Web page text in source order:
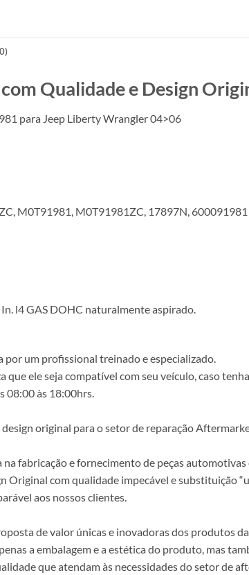
Qualidade e Design
para Jeep Liberty Wrangler 04>06
M0T91981, M0T91981ZC, 17897N, 600091981
l4 GAS DOHC naturalmente aspirado.
por um profissional treinado e especializado.
ele seja compatível com seu veículo, caso
08:00 às 18:00hrs.
original para o setor de reparação
fabricação e fornecimento de peças automotivas
com qualidade impecável e substituição
aos nossos clientes.
de valor únicas e inovadoras dos produtos
a embalagem e a estética do produto, mas
que atendam às necessidades do setor de